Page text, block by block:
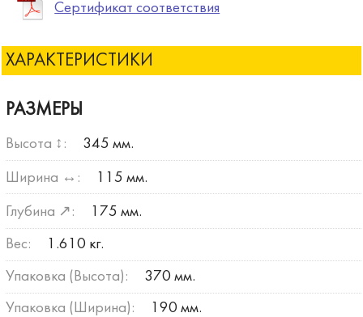
Сертификат соответствия
ХАРАКТЕРИСТИКИ
РАЗМЕРЫ
Высота ↕: 345 мм.
Ширина ↔: 115 мм.
Глубина ↗: 175 мм.
Вес: 1.610 кг.
Упаковка (Высота): 370 мм.
Упаковка (Ширина): 190 мм.